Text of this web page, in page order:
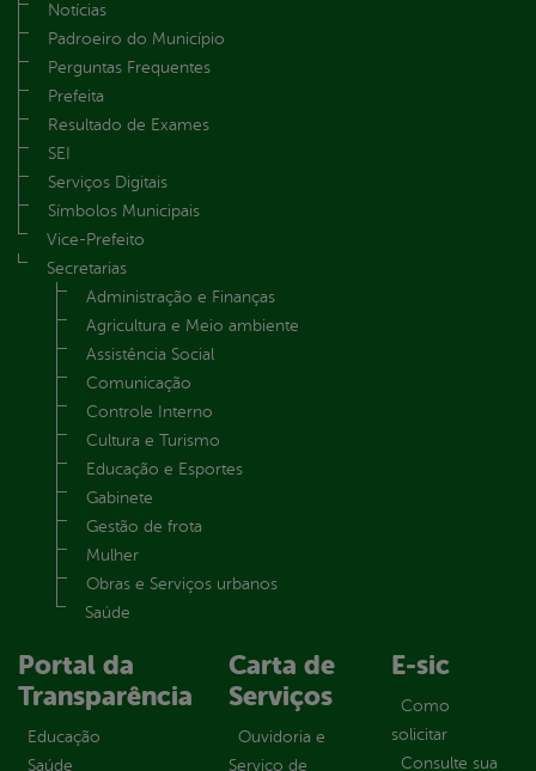
Notícias
Padroeiro do Município
Perguntas Frequentes
Prefeita
Resultado de Exames
SEI
Serviços Digitais
Símbolos Municipais
Vice-Prefeito
Secretarias
Administração e Finanças
Agricultura e Meio ambiente
Assistência Social
Comunicação
Controle Interno
Cultura e Turismo
Educação e Esportes
Gabinete
Gestão de frota
Mulher
Obras e Serviços urbanos
Saúde
Portal da
Transparência
Educação
Saúde
Carta de
Serviços
Ouvidoria e
Serviço de
E-sic
Como
solicitar
Consulte sua